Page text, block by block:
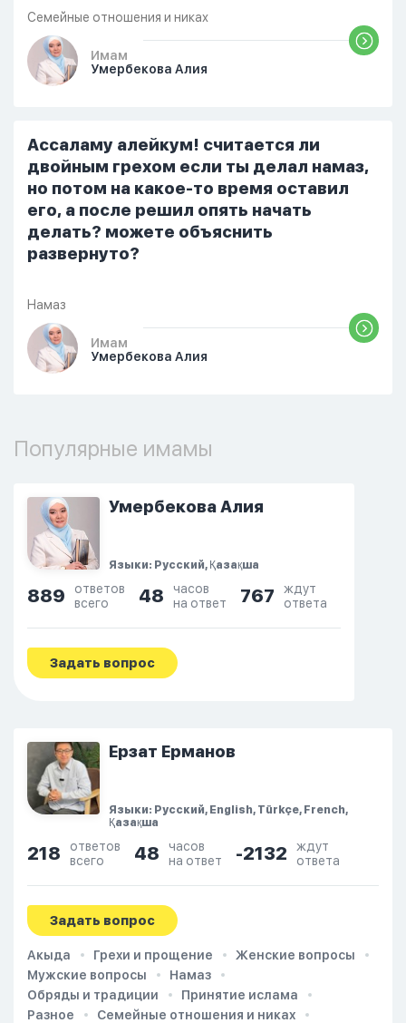
одиннадцати вечера. Но я снова
разбудила его, сказав, что мне плохо.
Он ответил: «Я живу с больными». Мне
стало очень обидно, и я решила
проснулся и спросил, что случилось. И
я рассказала о своих проблемах. Затем
я сказала ему:...
Семейные отношения и никах
Имам
Умербекова Алия
Ассаламу алейкум! считается ли
двойным грехом если ты делал намаз,
но потом на какое-то время оставил
его, а после решил опять начать
делать? можете объяснить
развернуто?
Намаз
Имам
Умербекова Алия
Популярные имамы
Умербекова Алия
Языки: Русский, Қазақша
889
ответов
всего
48
часов
на ответ
767
ждут
ответа
Задать вопрос
Ерзат Ерманов
Языки: Русский, English, Türkçe, French,
Қазақша
218
ответов
всего
48
часов
на ответ
-2132
ждут
ответа
Задать вопрос
Акыда Грехи и прощение
Женские вопросы
Мужские вопросы
Намаз
Обряды и традиции
Принятие ислама
Разное
Семейные отношения и никах